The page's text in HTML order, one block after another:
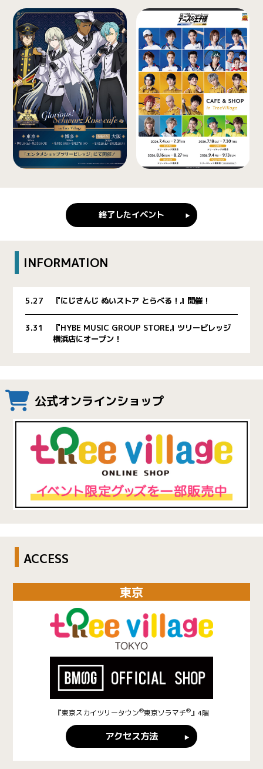
終了したイベント
INFORMATION
5.27 『にじさんじ ぬいストア とらべる！』開催！
3.31
『HYBE MUSIC GROUP STORE』ツリービレッジ
横浜店にオープン！
公式オンラインショップ
ACCESS
東京
『東京スカイツリータウン®東京ソラマチ®』4階
アクセス方法